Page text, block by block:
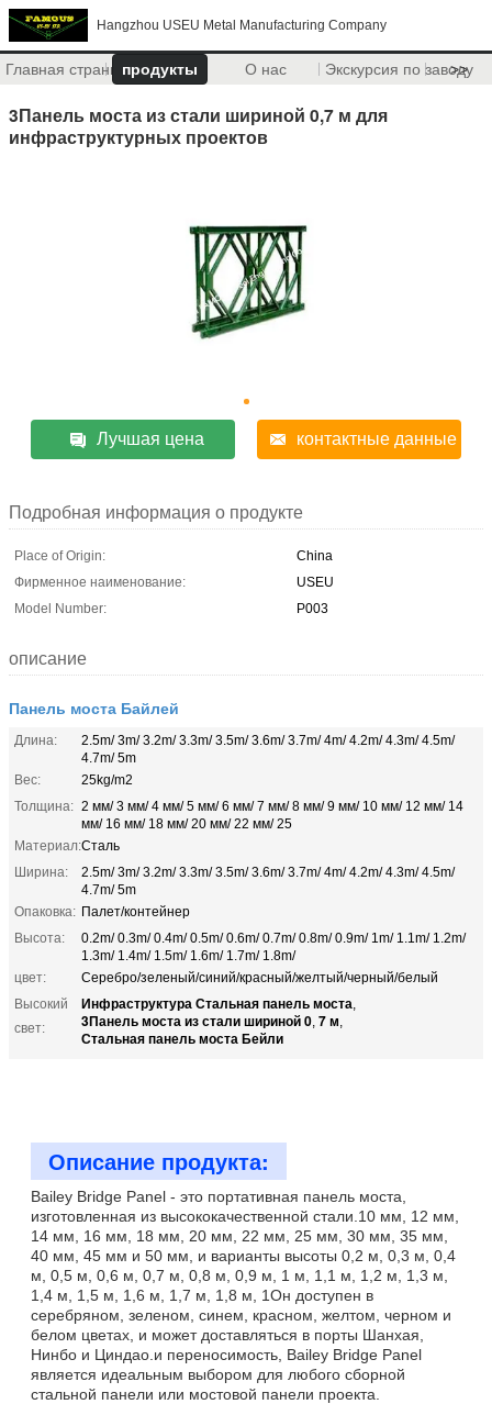
Hangzhou USEU Metal Manufacturing Company
Главная страницапродукты О нас Экскурсия по заводу
>>
3Панель моста из стали шириной 0,7 м для
инфраструктурных проектов
Лучшая цена контактные данные
Подробная информация о продукте
Place of Origin:
China
Фирменное наименование:
USEU
Model Number:
P003
описание
Панель моста Байлей
Длина:
2.5m/ 3m/ 3.2m/ 3.3m/ 3.5m/ 3.6m/ 3.7m/ 4m/ 4.2m/ 4.3m/ 4.5m/
4.7m/ 5m
Вес:
25kg/m2
Толщина: 2 мм/ 3 мм/ 4 мм/ 5 мм/ 6 мм/ 7 мм/ 8 мм/ 9 мм/ 10 мм/ 12 мм/ 14
мм/ 16 мм/ 18 мм/ 20 мм/ 22 мм/ 25
Материал:Сталь
Ширина:
2.5m/ 3m/ 3.2m/ 3.3m/ 3.5m/ 3.6m/ 3.7m/ 4m/ 4.2m/ 4.3m/ 4.5m/
4.7m/ 5m
Опаковка: Палет/контейнер
Высота:
0.2m/ 0.3m/ 0.4m/ 0.5m/ 0.6m/ 0.7m/ 0.8m/ 0.9m/ 1m/ 1.1m/ 1.2m/
1.3m/ 1.4m/ 1.5m/ 1.6m/ 1.7m/ 1.8m/
цвет:
Серебро/зеленый/синий/красный/желтый/черный/белый
Высокий
свет:
Инфраструктура Стальная панель моста,
3Панель моста из стали шириной 0, 7 м,
Стальная панель моста Бейли
Описание продукта:
Bailey Bridge Panel - это портативная панель моста,
изготовленная из высококачественной стали.10 мм, 12 мм,
14 мм, 16 мм, 18 мм, 20 мм, 22 мм, 25 мм, 30 мм, 35 мм,
40 мм, 45 мм и 50 мм, и варианты высоты 0,2 м, 0,3 м, 0,4
м, 0,5 м, 0,6 м, 0,7 м, 0,8 м, 0,9 м, 1 м, 1,1 м, 1,2 м, 1,3 м,
1,4 м, 1,5 м, 1,6 м, 1,7 м, 1,8 м, 1Он доступен в
серебряном, зеленом, синем, красном, желтом, черном и
белом цветах, и может доставляться в порты Шанхая,
Нинбо и Циндао.и переносимость, Bailey Bridge Panel
является идеальным выбором для любого сборной
стальной панели или мостовой панели проекта.